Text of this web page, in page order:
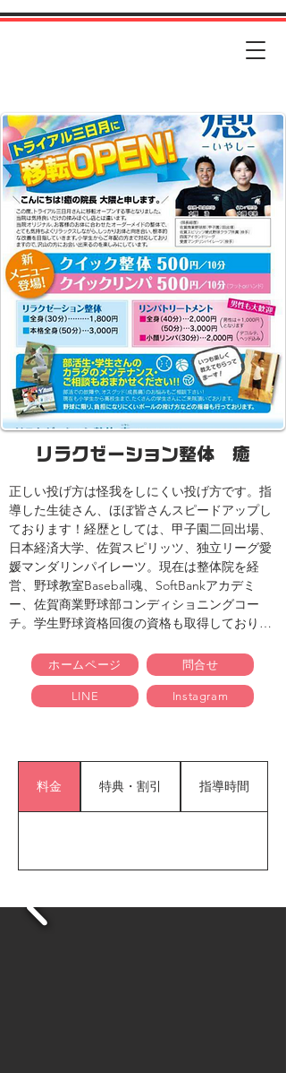
リラクゼーション整体 癒
正しい投げ方は怪我をしにくい投げ方です。指
導した生徒さん、ほぼ皆さんスピードアップし
ております！経歴としては、甲子園二回出場、
日本経済大学、佐賀スピリッツ、独立リーグ愛
媛マンダリンパイレーツ。現在は整体院を経
営、野球教室Baseball魂、SoftBankアカデミ
ー、佐賀商業野球部コンディショニングコー
チ。学生野球資格回復の資格も取得しておりま
けます。ご質問いつでも受け付けておりますの
で、お気軽にお電話下さい！
ホームページ 問合せ
LINE Instagram
料金 特典・割引 指導時間